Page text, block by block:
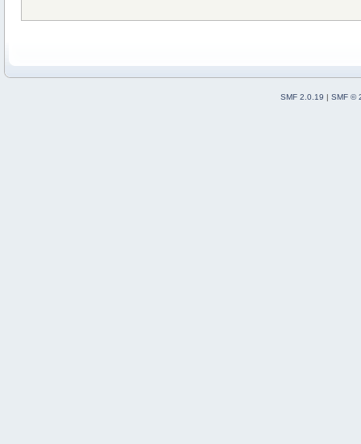
SMF 2.0.19 | SMF ©